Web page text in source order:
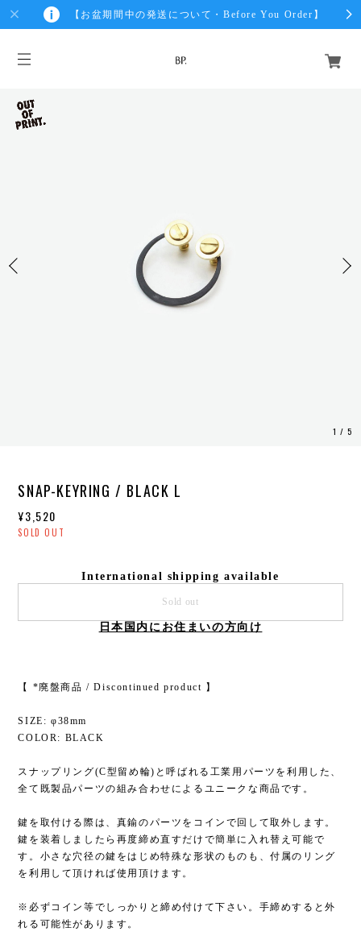
【お盆期間中の発送について・Before You Order】
1 /5
SNAP-KEYRING / BLACK L
¥3,520
SOLD OUT
International shipping available
Sold out
日本国内にお住まいの方向け
【 *廃盤商品 / Discontinued product 】
SIZE: φ38mm
COLOR: BLACK
スナップリング(C型留め輪)と呼ばれる工業用パーツを利用した、
全て既製品パーツの組み合わせによるユニークな商品です。
鍵を取付ける際は、真鍮のパーツをコインで回して取外します。
鍵を装着しましたら再度締め直すだけで簡単に入れ替え可能で
す。小さな穴径の鍵をはじめ特殊な形状のものも、付属のリング
を利用して頂ければ使用頂けます。
※必ずコイン等でしっかりと締め付けて下さい。手締めすると外
れる可能性があります。